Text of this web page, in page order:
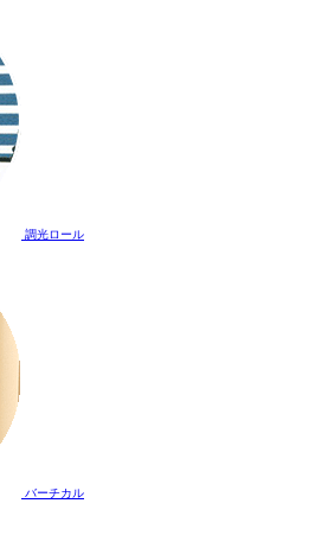
調光ロール
バーチカル